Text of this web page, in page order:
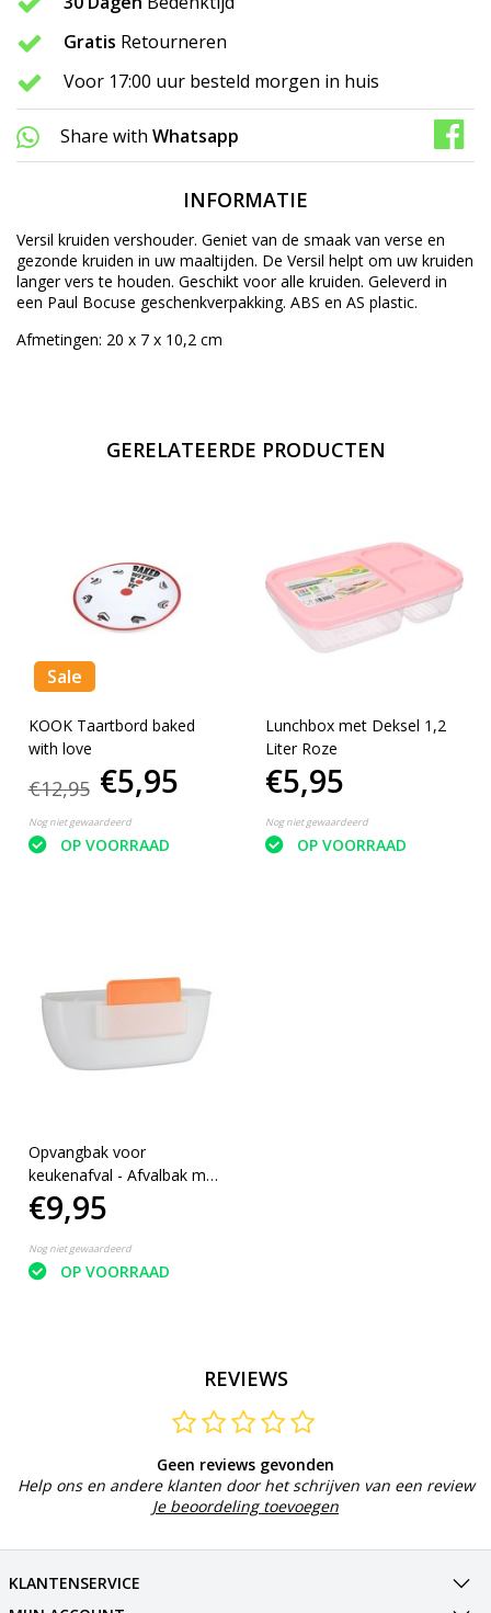
Gratis Retourneren
Voor 17:00 uur besteld morgen in huis
Share with Whatsapp
INFORMATIE
Versil kruiden vershouder. Geniet van de smaak van verse en
gezonde kruiden in uw maaltijden. De Versil helpt om uw kruiden
langer vers te houden. Geschikt voor alle kruiden. Geleverd in
een Paul Bocuse geschenkverpakking. ABS en AS plastic.
Afmetingen: 20 x 7 x 10,2 cm
GERELATEERDE PRODUCTEN
Sale
KOOK Taartbord baked
with love
€12,95 €5,95
Nog niet gewaardeerd
OP VOORRAAD
Lunchbox met Deksel 1,2
Liter Roze
€5,95
Nog niet gewaardeerd
OP VOORRAAD
Opvangbak voor
keukenafval - Afvalbak met
spatel - 2 liter - Bakje -
€9,95
Nog niet gewaardeerd
OP VOORRAAD
REVIEWS
Geen reviews gevonden
Help ons en andere klanten door het schrijven van een review
Je beoordeling toevoegen
KLANTENSERVICE